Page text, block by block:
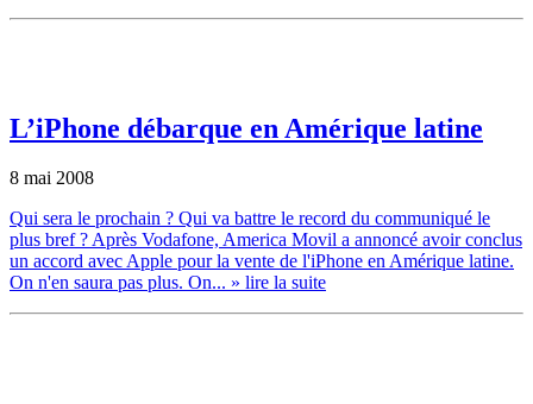
L’iPhone débarque en Amérique latine
8 mai 2008
Qui sera le prochain ? Qui va battre le record du communiqué le
plus bref ? Après Vodafone, America Movil a annoncé avoir conclus
un accord avec Apple pour la vente de l'iPhone en Amérique latine.
On n'en saura pas plus. On... » lire la suite